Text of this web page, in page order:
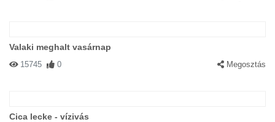
Valaki meghalt vasárnap
15745 0 Megosztás
Cica lecke - vízivás